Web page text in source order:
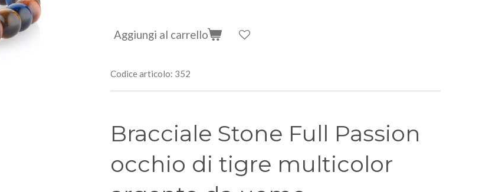
Aggiungi al carrello
Codice articolo: 352
Bracciale Stone Full Passion
occhio di tigre multicolor